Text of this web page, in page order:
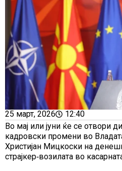
25 март, 2026
12:40
Во мај или јуни ќе се отвори
кадровски промени во
Христијан Мицкоски на
страјкер‑возилата во